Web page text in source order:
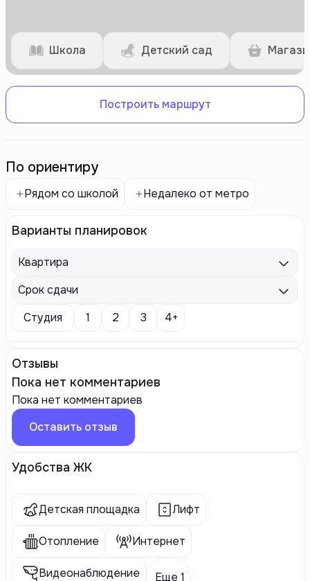
Школа Детский сад
Построить маршрут
По ориентиру
Рядом со школой Недалеко от метро
Варианты планировок
Квартира
Срок сдачи
Студия
1 2 3 4+
Отзывы
Пока нет комментариев
Пока нет комментариев
Оставить отзыв
Удобства ЖК
Детская площадка Лифт
Отопление Интернет
Видеонаблюдение Еще 1